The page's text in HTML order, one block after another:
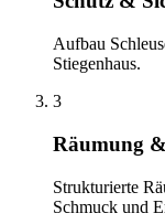
Aufbau
Stiegenhaus.
3
Räumung
Strukturierte
Schmuck und